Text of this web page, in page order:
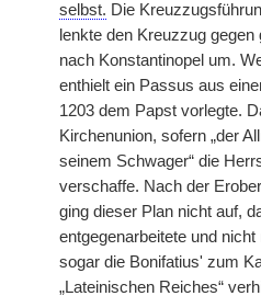
selbst. Die
lenkte den Kreuzzug
nach Konstantinopel um.
enthielt ein Passus aus
1203 dem Papst vorlegte.
Kirchenunion, sofern „der
seinem Schwager“ die
verschaffe. Nach der
ging dieser Plan nicht auf,
entgegenarbeitete und nicht
sogar die Bonifatius' zum
„Lateinischen Reiches“